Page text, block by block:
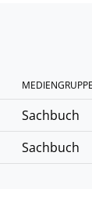
MEDIENGRUPPE
Sachbuch
Sachbuch